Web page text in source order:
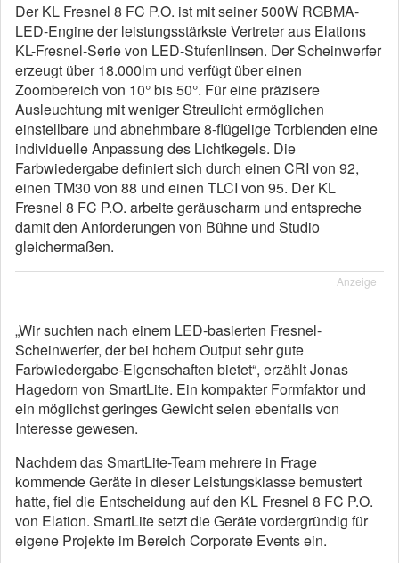
Der KL Fresnel 8 FC P.O. ist mit seiner 500W RGBMA-
LED-Engine der leistungsstärkste Vertreter aus Elations
KL-Fresnel-Serie von LED-Stufenlinsen. Der Scheinwerfer
erzeugt über 18.000lm und verfügt über einen
Zoombereich von 10° bis 50°. Für eine präzisere
Ausleuchtung mit weniger Streulicht ermöglichen
einstellbare und abnehmbare 8-flügelige Torblenden eine
individuelle Anpassung des Lichtkegels. Die
Farbwiedergabe definiert sich durch einen CRI von 92,
einen TM30 von 88 und einen TLCI von 95. Der KL
Fresnel 8 FC P.O. arbeite geräuscharm und entspreche
damit den Anforderungen von Bühne und Studio
gleichermaßen.
Anzeige
„Wir suchten nach einem LED-basierten Fresnel-
Scheinwerfer, der bei hohem Output sehr gute
Farbwiedergabe-Eigenschaften bietet“, erzählt Jonas
Hagedorn von SmartLite. Ein kompakter Formfaktor und
ein möglichst geringes Gewicht seien ebenfalls von
Interesse gewesen.
Nachdem das SmartLite-Team mehrere in Frage
kommende Geräte in dieser Leistungsklasse bemustert
hatte, fiel die Entscheidung auf den KL Fresnel 8 FC P.O.
von Elation. SmartLite setzt die Geräte vordergründig für
eigene Projekte im Bereich Corporate Events ein.